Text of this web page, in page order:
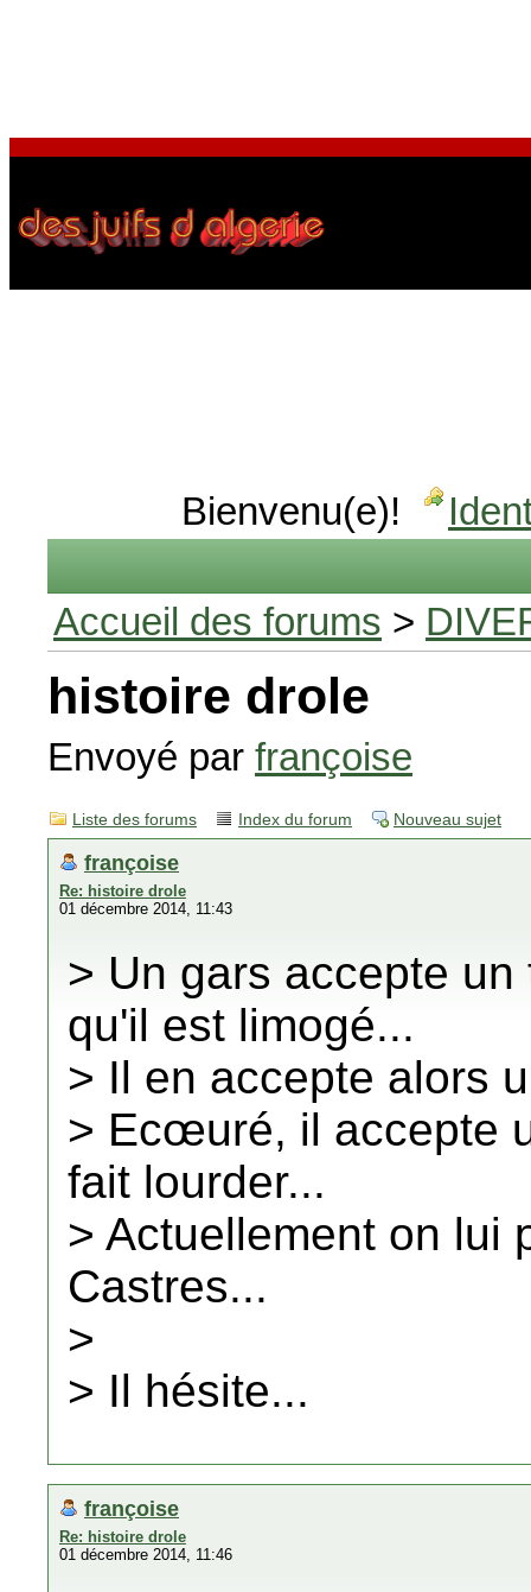
Bienvenu(e)!
Accueil des forums >
histoire drole
Envoyé par françoise
Liste des forums Index du forum Nouveau sujet
françoise
Re: histoire drole
01 décembre 2014, 11:43
> Un gars accepte
qu'il est limogé...
> Il en accepte alors
> Ecœuré, il accepte
fait lourder...
> Actuellement on lui
Castres...
>
> Il hésite...
françoise
Re: histoire drole
01 décembre 2014, 11:46